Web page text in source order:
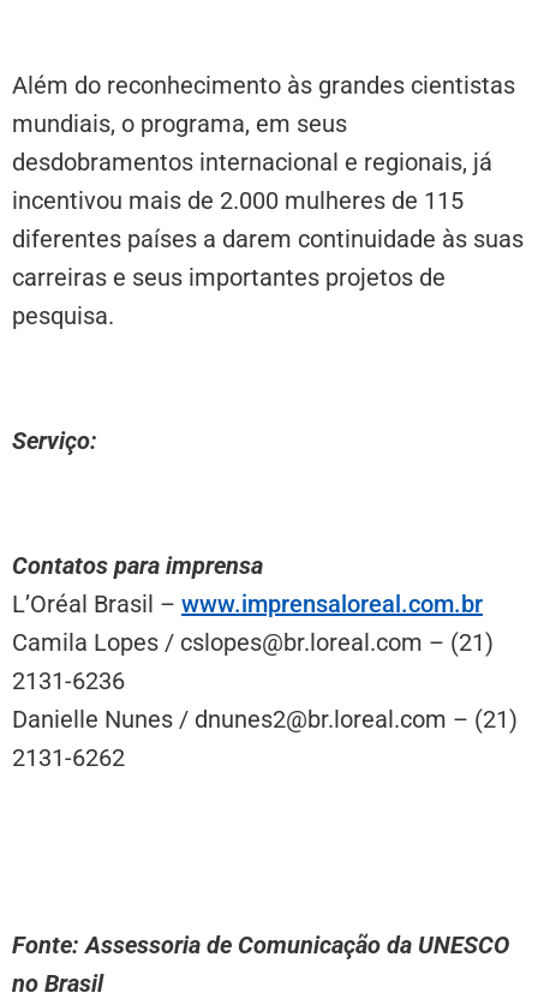
Além do reconhecimento às grandes cientistas
mundiais, o programa, em seus
desdobramentos internacional e regionais, já
incentivou mais de 2.000 mulheres de 115
diferentes países a darem continuidade às suas
carreiras e seus importantes projetos de
pesquisa.
Serviço:
Contatos para imprensa
L’Oréal Brasil – www.imprensaloreal.com.br
Camila Lopes / cslopes@br.loreal.com – (21)
2131-6236
Danielle Nunes / dnunes2@br.loreal.com – (21)
2131-6262
Fonte: Assessoria de Comunicação da UNESCO
no Brasil